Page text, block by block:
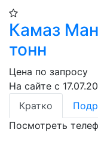
Камаз
тонн
Цена по запросу
На сайте с
Кратко
Посмотреть